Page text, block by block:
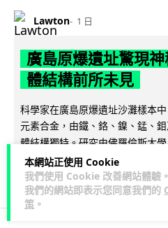
本網站正使用 Cookie
我們使用 Cookie 改善網站體驗
我們的網站即表示您同意我們的
策 。
Lawton 1 日
廣島原爆遺址驚現
體結構前所未見
科學家在廣島原爆遺址沙灘樣本
元素合金，由鐵、鉻、鎳、錳、
體結構獨特。研究由佛羅倫斯大
142 17 ↗ 分享